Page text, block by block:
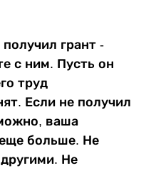
грант -
с ним. Пусть он
труд
Если не получил
ваша
больше. Не
Не